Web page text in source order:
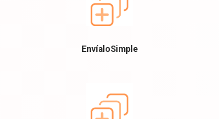
EnvíaloSimple